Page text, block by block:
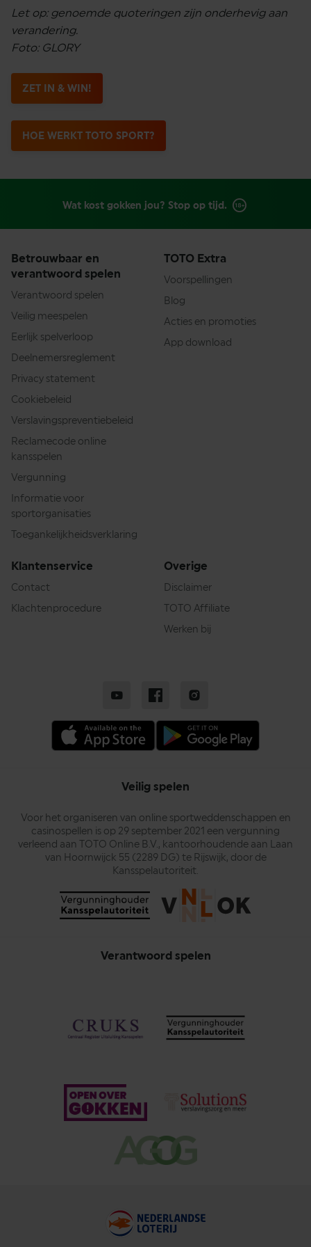
Let op: genoemde quoteringen zijn onderhevig aan
verandering.
Foto: GLORY
ZET IN & WIN!
HOE WERKT TOTO SPORT?
Wat kost gokken jou? Stop op tijd.
Betrouwbaar en
verantwoord spelen
Verantwoord spelen
Veilig meespelen
Eerlijk spelverloop
Deelnemersreglement
Privacy statement
Cookiebeleid
Verslavingspreventiebeleid
Reclamecode online
kansspelen
Vergunning
Informatie voor
sportorganisaties
Toegankelijkheidsverklaring
TOTO Extra
Voorspellingen
Blog
Acties en promoties
App download
Klantenservice
Contact
Klachtenprocedure
Overige
Disclaimer
TOTO Affiliate
Werken bij
Veilig spelen
Voor het organiseren van online sportweddenschappen en
casinospellen is op 29 september 2021 een vergunning
verleend aan TOTO Online B.V., kantoorhoudende aan Laan
van Hoornwijck 55 (2289 DG) te Rijswijk, door de
Kansspelautoriteit.
Verantwoord spelen